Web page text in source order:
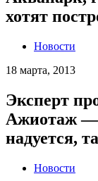
хотят
Новости
18 марта, 2013
Эксперт
Ажиотаж —
надуется,
Новости